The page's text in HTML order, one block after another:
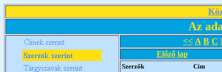
Az
<< A B C
Előző lap
Szerzők Cím